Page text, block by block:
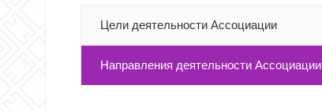
Цели деятельности Ассоциации
Направления деятельности Ассоциации